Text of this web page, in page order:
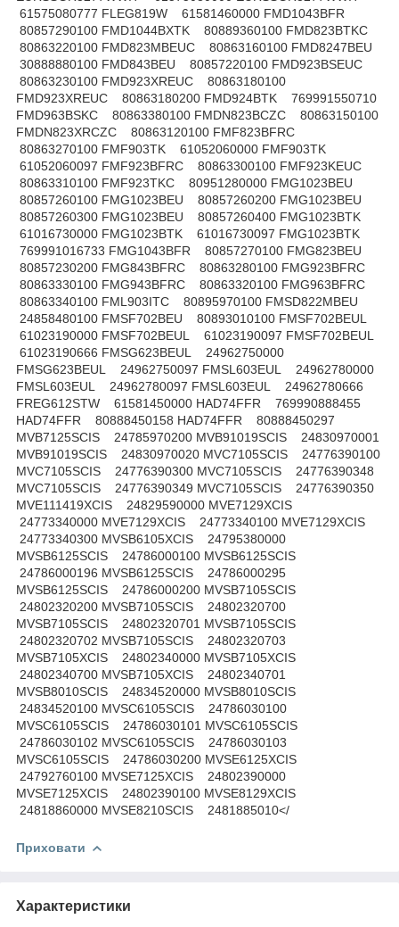
Приховати
Характеристики